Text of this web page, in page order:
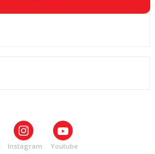
Instagram Youtube